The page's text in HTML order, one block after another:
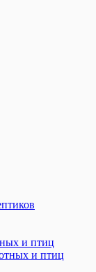
и птиц
и птиц